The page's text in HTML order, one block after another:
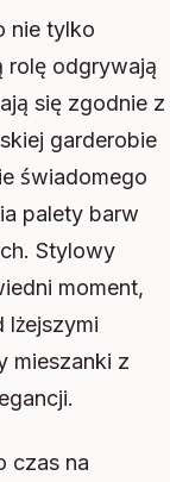
nie tylko
rolę odgrywają
się zgodnie z
garderobie
świadomego
palety barw
Stylowy
moment,
lżejszymi
mieszanki z
czas na